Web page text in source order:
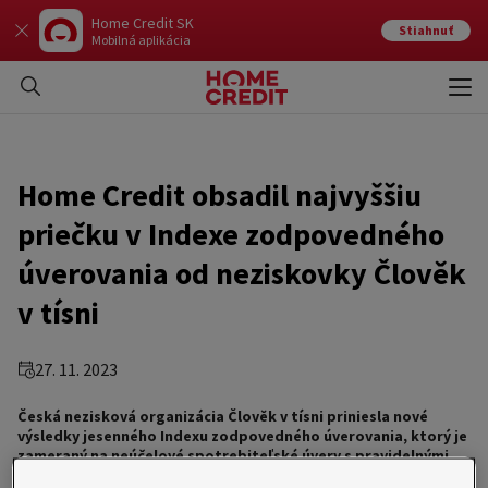
Home Credit SK
Mobilná aplikácia
Stiahnuť
Home Credit obsadil najvyššiu
priečku v Indexe zodpovedného
úverovania od neziskovky Člověk
v tísni
27. 11. 2023
Česká nezisková organizácia Člověk v tísni priniesla nové
výsledky jesenného Indexu zodpovedného úverovania, ktorý je
zameraný na neúčelové spotrebiteľské úvery s pravidelnými